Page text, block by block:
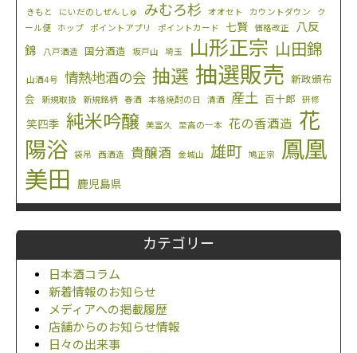
きもと にいだのしぜんしゅ みむろ杉 オオセト カウントダウン
ク
ール便
ホップ ポイントアプリ ポイントカード 七賢 価格改正
八反
錦
八戸酒造 国分酒造 坂戸山 埼玉 山形正宗 山田錦
山酒4号 情熱地酒の会 抽選 抽選販売 新政頒布
会
新規取扱 新規銘柄 春酒 本格焼酎の日 清酒 産土 百十郎 研修
笑四季 純米吟醸 美冨久 至高の一本 花の香酒造 花
陽浴
袋吊 西酒造 貴醸酒 金城山 雄町 鳩正宗
鳳凰
美田
鹿児島県
カテゴリー
日本酒コラム
新着情報のお知らせ
メディアへの掲載履歴
店舗からのお知らせ情報
日々の出来事